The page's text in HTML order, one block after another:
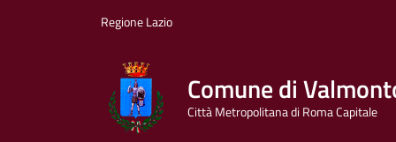
Regione Lazio
Comune di
Città Metropolitana di Roma Capitale